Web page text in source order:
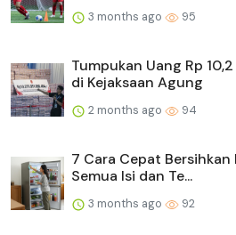
3 months ago 95
Tumpukan Uang Rp
di Kejaksaan Agung
2 months ago 94
7 Cara Cepat
Semua Isi dan Te...
3 months ago 92